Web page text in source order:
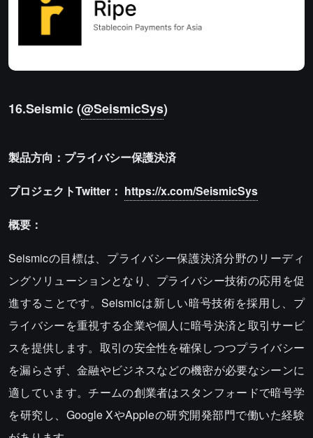
16.Seismic (@SeismicSys)
製品方向：プライバシー保護決済
プロジェクトTwitter： https://x.com/SeismicSys
概要：
Seismicの目標は、プライバシー保護決済分野のリーディ
ングソリューションとなり、プライバシー技術の応用を促
進することです。Seismicは新しい暗号技術を採用し、プ
ライバシーを重視する企業や個人に暗号決済と取引サービ
スを提供します。取引の安全性を確保しつつプライバシー
を漏らさず、金融やビジネスなどの機密が必要なシーンに
適しています。チームの創業者はスタンフォードで暗号学
を研究し、Google XやAppleの研究開発部門で働いた経験